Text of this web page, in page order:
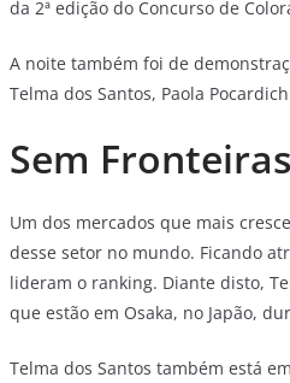
da 2ª edição do Concurso de
A noite também foi de
Telma dos Santos, Paola
Sem Fronteiras
Um dos mercados que mais
desse setor no mundo. Ficando
lideram o ranking. Diante disto,
que estão em Osaka, no Japão,
Telma dos Santos também está